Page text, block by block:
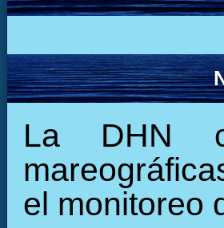
La DHN
el monitoreo